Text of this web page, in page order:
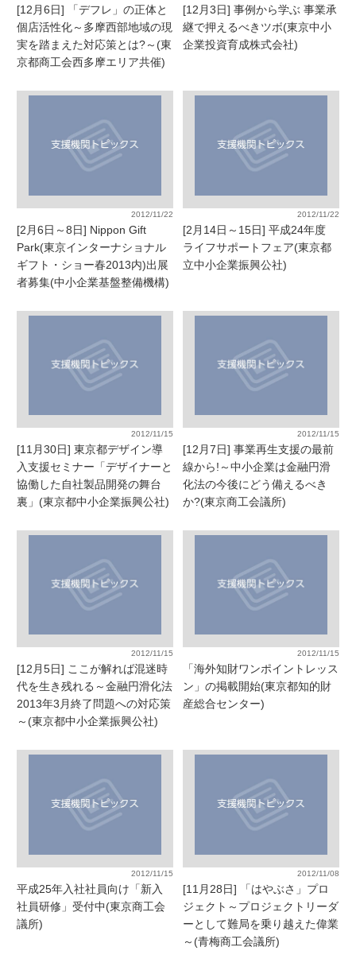
[12月6日] 「デフレ」の正体と
個店活性化～多摩西部地域の現
実を踏まえた対応策とは?～(東
京都商工会西多摩エリア共催)
[12月3日] 事例から学ぶ 事業承
継で押えるべきツボ(東京中小
企業投資育成株式会社)
2012/11/22
[2月6日～8日] Nippon Gift
Park(東京インターナショナル
ギフト・ショー春2013内)出展
者募集(中小企業基盤整備機構)
2012/11/22
[2月14日～15日] 平成24年度
ライフサポートフェア(東京都
立中小企業振興公社)
2012/11/15
[11月30日] 東京都デザイン導
入支援セミナー「デザイナーと
協働した自社製品開発の舞台
裏」(東京都中小企業振興公社)
2012/11/15
[12月7日] 事業再生支援の最前
線から!～中小企業は金融円滑
化法の今後にどう備えるべき
か?(東京商工会議所)
2012/11/15
[12月5日] ここが解れば混迷時
代を生き残れる～金融円滑化法
2013年3月終了問題への対応策
～(東京都中小企業振興公社)
2012/11/15
「海外知財ワンポイントレッス
ン」の掲載開始(東京都知的財
産総合センター)
2012/11/15
平成25年入社社員向け「新入
社員研修」受付中(東京商工会
議所)
2012/11/08
[11月28日] 「はやぶさ」プロ
ジェクト～プロジェクトリーダ
ーとして難局を乗り越えた偉業
～(青梅商工会議所)